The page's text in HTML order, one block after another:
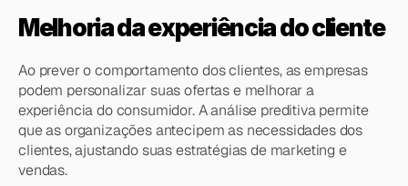
Melhoria da experiência do cliente
Ao prever o comportamento dos clientes, as empresas
podem personalizar suas ofertas e melhorar a
experiência do consumidor. A análise preditiva permite
que as organizações antecipem as necessidades dos
clientes, ajustando suas estratégias de marketing e
vendas.